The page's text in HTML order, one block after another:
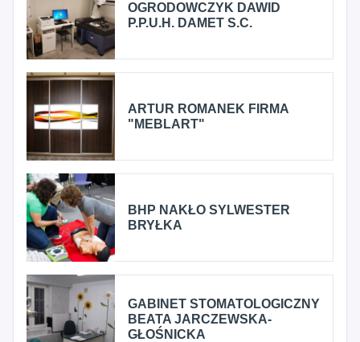
OGRODOWCZYK DAWID
P.P.U.H. DAMET S.C.
ARTUR ROMANEK FIRMA
"MEBLART"
BHP NAKŁO SYLWESTER
BRYŁKA
GABINET STOMATOLOGICZNY
BEATA JARCZEWSKA-
GŁOŚNICKA